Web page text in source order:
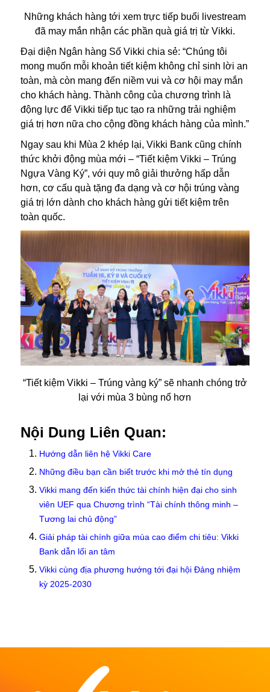
Những khách hàng tới xem trực tiếp buổi livestream
đã may mắn nhận các phần quà giá trị từ Vikki.
Đại diện Ngân hàng Số Vikki chia sẻ: “Chúng tôi
mong muốn mỗi khoản tiết kiệm không chỉ sinh lời an
toàn, mà còn mang đến niềm vui và cơ hội may mắn
cho khách hàng. Thành công của chương trình là
động lực để Vikki tiếp tục tạo ra những trải nghiệm
giá trị hơn nữa cho cộng đồng khách hàng của mình.”
Ngay sau khi Mùa 2 khép lại, Vikki Bank cũng chính
thức khởi động mùa mới – “Tiết kiệm Vikki – Trúng
Ngựa Vàng Ký”, với quy mô giải thưởng hấp dẫn
hơn, cơ cấu quà tặng đa dạng và cơ hội trúng vàng
giá trị lớn dành cho khách hàng gửi tiết kiệm trên
toàn quốc.
“Tiết kiệm Vikki – Trúng vàng ký” sẽ nhanh chóng trở
lại với mùa 3 bùng nổ hơn
Nội Dung Liên Quan:
Hướng dẫn liên hệ Vikki Care
Những điều bạn cần biết trước khi mở thẻ tín dụng
Vikki mang đến kiến thức tài chính hiện đại cho sinh
viên UEF qua Chương trình “Tài chính thông minh –
Tương lai chủ động”
Giải pháp tài chính giữa mùa cao điểm chi tiêu: Vikki
Bank dẫn lối an tâm
Vikki cùng địa phương hướng tới đại hội Đảng nhiệm
kỳ 2025-2030